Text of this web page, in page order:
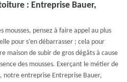
: Entreprise Bauer,
pensez à faire appel au plus
pour s’en débarrasser ; cela pour
maison de subir de gros dégâts à cause
des mousses. Exerçant le métier de
notre entreprise Entreprise Bauer,